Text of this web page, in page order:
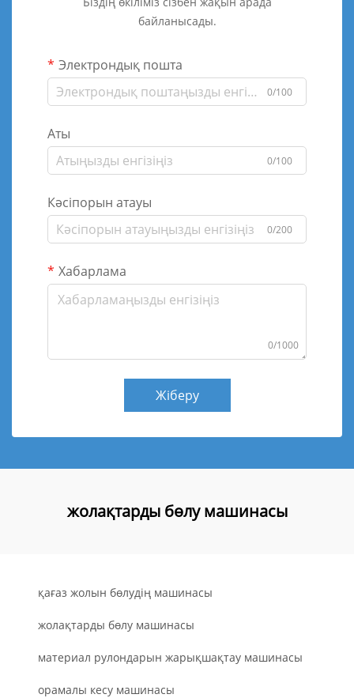
байланысады.
Электрондық пошта
0/100
Аты
0/100
Кәсіпорын атауы
0/200
Хабарлама
0/1000
Жіберу
жолақтарды бөлу машинасы
қағаз жолын бөлудің машинасы
жолақтарды бөлу машинасы
материал рулондарын жарықшақтау машинасы
орамалы кесу машинасы